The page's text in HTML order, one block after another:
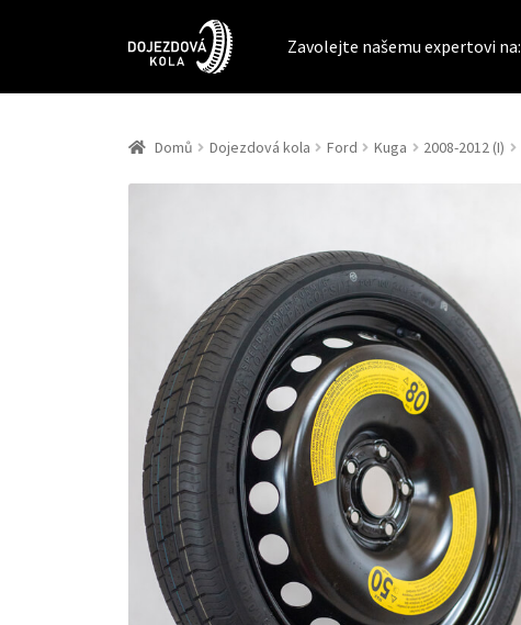
Zavolejte našemu expertovi na:
Domů Dojezdová kola Ford Kuga 2008-2012 (I)